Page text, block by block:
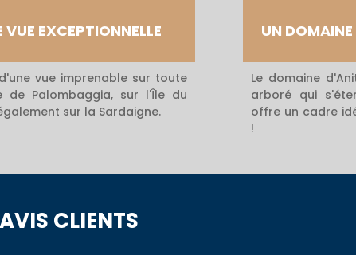
VUE EXCEPTIONNELLE
vue imprenable sur toute
de Palombaggia, sur l'Île du
sur la Sardaigne.
UN
Le domaine
arboré qui
offre un cadre
!
AVIS CLIENTS